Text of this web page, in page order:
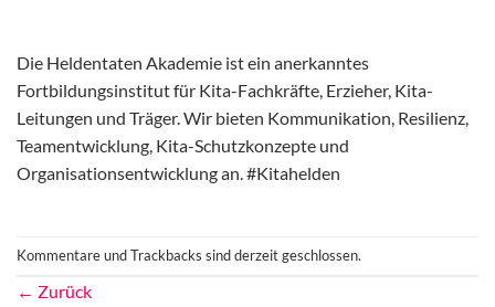
Die Heldentaten Akademie ist ein anerkanntes
Fortbildungsinstitut für Kita-Fachkräfte, Erzieher, Kita-
Leitungen und Träger. Wir bieten Kommunikation, Resilienz,
Teamentwicklung, Kita-Schutzkonzepte und
Organisationsentwicklung an. #Kitahelden
Kommentare und Trackbacks sind derzeit geschlossen.
← Zurück